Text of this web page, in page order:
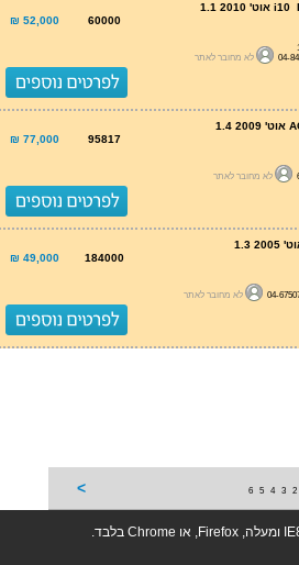
לא מחובר לאתר
60000
52,000 ₪
לא מחובר לאתר
95817
77,000 ₪
לא מחובר לאתר
184000
49,000 ₪
2
3
4
5
6
>